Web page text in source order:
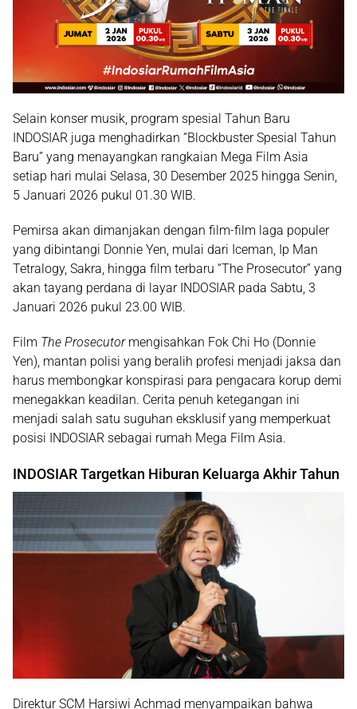
Selain konser musik, program spesial Tahun Baru
INDOSIAR juga menghadirkan “Blockbuster Spesial Tahun
Baru” yang menayangkan rangkaian Mega Film Asia
setiap hari mulai Selasa, 30 Desember 2025 hingga Senin,
5 Januari 2026 pukul 01.30 WIB.
Pemirsa akan dimanjakan dengan film-film laga populer
yang dibintangi Donnie Yen , mulai dari Iceman Ip Man
Tetralogy, Sakra , hingga film terbaru “The Prosecutor” yang
akan tayang perdana di layar INDOSIAR pada Sabtu, 3
Januari 2026 pukul 23.00 WIB.
Film The Prosecutormengisahkan Fok Chi Ho (Donnie
Yen), mantan polisi yang beralih profesi menjadi jaksa dan
harus membongkar konspirasi para pengacara korup demi
menegakkan keadilan. Cerita penuh ketegangan ini
menjadi salah satu suguhan eksklusif yang memperkuat
posisi INDOSIAR sebagai rumah Mega Film Asia.
INDOSIAR Targetkan Hiburan Keluarga Akhir Tahun
Direktur SCM Harsiwi Achmad menyampaikan bahwa